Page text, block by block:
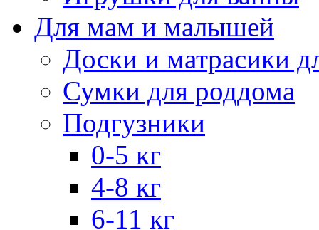
Для мам и малышей
Доски и матрасики
Сумки для роддома
Подгузники
0-5 кг
4-8 кг
6-11 кг